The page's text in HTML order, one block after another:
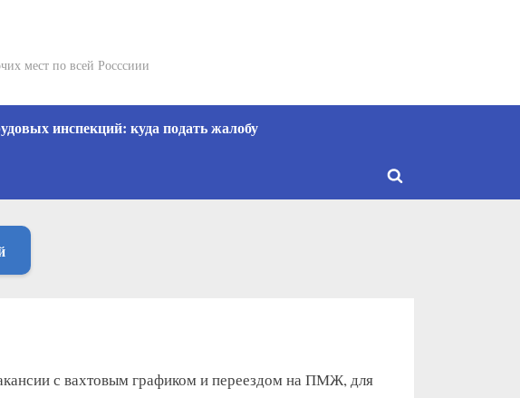
мест по всей Росссиии
инспекций: куда подать жалобу
Toggle
с вахтовым графиком и переездом на ПМЖ, для